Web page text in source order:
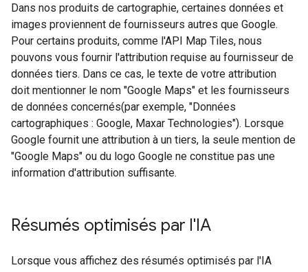
Dans nos produits de cartographie, certaines données et
images proviennent de fournisseurs autres que Google.
Pour certains produits, comme l'API Map Tiles, nous
pouvons vous fournir l'attribution requise au fournisseur de
données tiers. Dans ce cas, le texte de votre attribution
doit mentionner le nom "Google Maps" et les fournisseurs
de données concernés(par exemple, "Données
cartographiques : Google, Maxar Technologies"). Lorsque
Google fournit une attribution à un tiers, la seule mention de
"Google Maps" ou du logo Google ne constitue pas une
information d'attribution suffisante.
Résumés optimisés par l'IA
Lorsque vous affichez des résumés optimisés par l'IA